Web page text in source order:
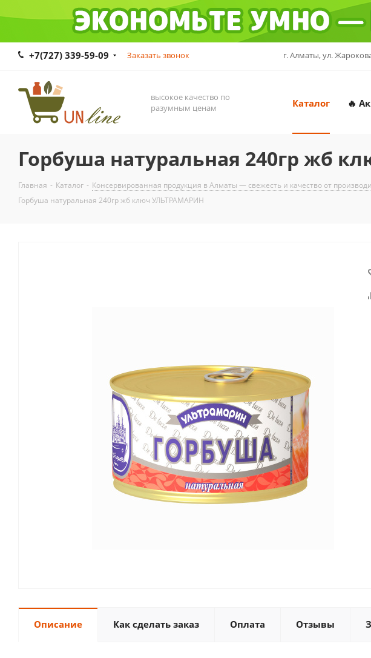
+7(727) 339-59-09 Заказать звонок г. Алматы, ул.
высокое качество по
разумным ценам
Каталог 🔥
Горбуша натуральная 240гр жб
Главная - Каталог - Консервированная продукция в Алматы — свежесть и качество от
Горбуша натуральная 240гр жб ключ УЛЬТРАМАРИН
Описание Как сделать заказ Оплата Отзывы